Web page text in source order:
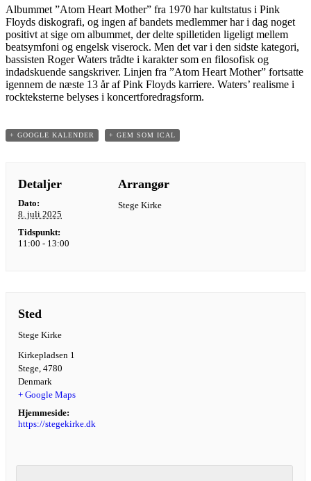
Albummet ”Atom Heart Mother” fra 1970 har kultstatus i Pink
Floyds diskografi, og ingen af bandets medlemmer har i dag noget
positivt at sige om albummet, der delte spilletiden ligeligt mellem
beatsymfoni og engelsk viserock. Men det var i den sidste kategori,
bassisten Roger Waters trådte i karakter som en filosofisk og
indadskuende sangskriver. Linjen fra ”Atom Heart Mother” fortsatte
igennem de næste 13 år af Pink Floyds karriere. Waters’ realisme i
rockteksterne belyses i koncertforedragsform.
+ GOOGLE KALENDER + GEM SOM ICAL
Detaljer
Dato:
8. juli 2025
Tidspunkt:
11:00 - 13:00
Arrangør
Stege Kirke
Sted
Stege Kirke
Kirkepladsen 1
Stege 4780
Denmark
+ Google Maps
Hjemmeside:
https://stegekirke.dk